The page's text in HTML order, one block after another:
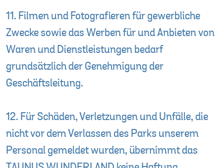
11. Filmen und Fotografieren für gewerbliche
Zwecke sowie das Werben für und Anbieten von
Waren und Dienstleistungen bedarf
grundsätzlich der Genehmigung der
Geschäftsleitung.
12. Für Schäden, Verletzungen und Unfälle, die
nicht vor dem Verlassen des Parks unserem
Personal gemeldet wurden, übernimmt das